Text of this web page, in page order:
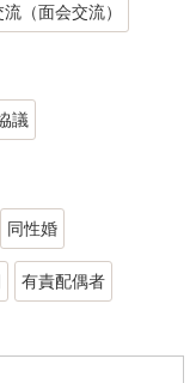
（面会交流）
議
同性婚
有責配偶者